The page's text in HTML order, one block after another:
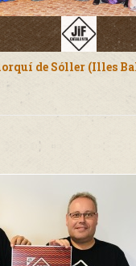
de Sóller (Illes